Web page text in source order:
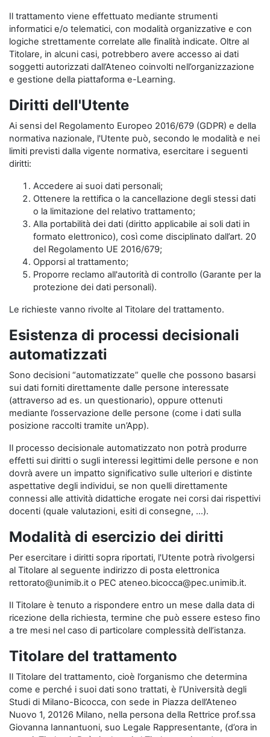
Il trattamento viene effettuato mediante strumenti
informatici e/o telematici, con modalità organizzative e con
logiche strettamente correlate alle finalità indicate. Oltre al
Titolare, in alcuni casi, potrebbero avere accesso ai dati
soggetti autorizzati dall’Ateneo coinvolti nell’organizzazione
e gestione della piattaforma e-Learning.
Diritti dell'Utente
Ai sensi del Regolamento Europeo 2016/679 (GDPR) e della
normativa nazionale, l'Utente può, secondo le modalità e nei
limiti previsti dalla vigente normativa, esercitare i seguenti
diritti:
Accedere ai suoi dati personali;
Ottenere la rettifica o la cancellazione degli stessi dati
o la limitazione del relativo trattamento;
Alla portabilità dei dati (diritto applicabile ai soli dati in
formato elettronico), così come disciplinato dall’art. 20
del Regolamento UE 2016/679;
Opporsi al trattamento;
Proporre reclamo all'autorità di controllo (Garante per la
protezione dei dati personali).
Le richieste vanno rivolte al Titolare del trattamento.
Esistenza di processi decisionali
automatizzati
Sono decisioni “automatizzate” quelle che possono basarsi
sui dati forniti direttamente dalle persone interessate
(attraverso ad es. un questionario), oppure ottenuti
mediante l’osservazione delle persone (come i dati sulla
posizione raccolti tramite un’App).
Il processo decisionale automatizzato non potrà produrre
effetti sui diritti o sugli interessi legittimi delle persone e non
dovrà avere un impatto significativo sulle ulteriori e distinte
aspettative degli individui, se non quelli direttamente
connessi alle attività didattiche erogate nei corsi dai rispettivi
docenti (quale valutazioni, esiti di consegne, …).
Modalità di esercizio dei diritti
Per esercitare i diritti sopra riportati, l'Utente potrà rivolgersi
al Titolare al seguente indirizzo di posta elettronica
rettorato@unimib.it o PEC ateneo.bicocca@pec.unimib.it.
Il Titolare è tenuto a rispondere entro un mese dalla data di
ricezione della richiesta, termine che può essere esteso fino
a tre mesi nel caso di particolare complessità dell’istanza.
Titolare del trattamento
Il Titolare del trattamento, cioè l’organismo che determina
come e perché i suoi dati sono trattati, è l’Università degli
Studi di Milano-Bicocca, con sede in Piazza dell’Ateneo
Nuovo 1, 20126 Milano, nella persona della Rettrice prof.ssa
Giovanna Iannantuoni, suo Legale Rappresentante, (d’ora in